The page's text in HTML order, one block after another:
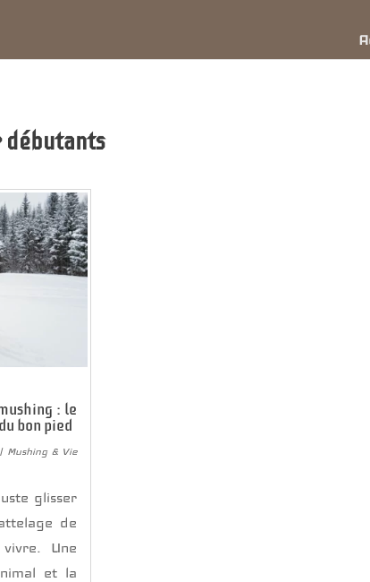
débutants
: le
bon pied
Mushing & Vie
glisser
de
Une
et la